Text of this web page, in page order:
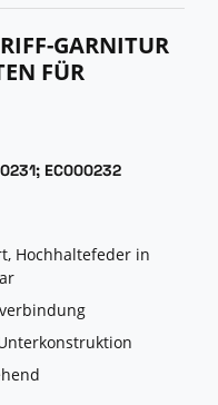
GARNITUR
FÜR
EC000232
Hochhaltefeder in